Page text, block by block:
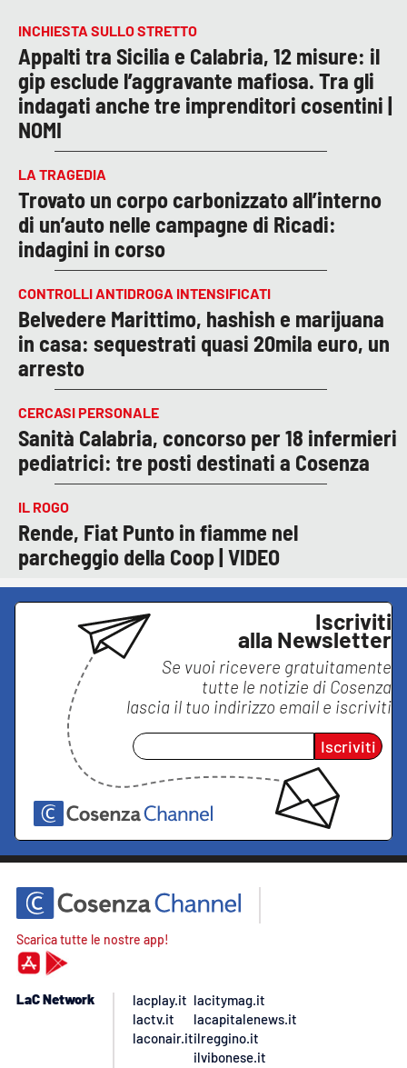
INCHIESTA SULLO STRETTO
Appalti tra Sicilia e Calabria, 12 misure: il
gip esclude l’aggravante mafiosa. Tra gli
indagati anche tre imprenditori cosentini |
NOMI
LA TRAGEDIA
Trovato un corpo carbonizzato all’interno
di un’auto nelle campagne di Ricadi:
indagini in corso
CONTROLLI ANTIDROGA INTENSIFICATI
Belvedere Marittimo, hashish e marijuana
in casa: sequestrati quasi 20mila euro, un
arresto
CERCASI PERSONALE
Sanità Calabria, concorso per 18 infermieri
pediatrici: tre posti destinati a Cosenza
IL ROGO
Rende, Fiat Punto in fiamme nel
parcheggio della Coop | VIDEO
Iscriviti
alla Newsletter
Se vuoi ricevere gratuitamente
tutte le notizie di Cosenza
lascia il tuo indirizzo email e iscriviti
Iscriviti
Scarica tutte le nostre app!
LaC Network
lacplay.it
lactv.it
laconair.it
lacitymag.it
lacapitalenews.it
ilreggino.it
ilvibonese.it